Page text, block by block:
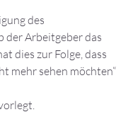
des
der Arbeitgeber das
dies zur Folge, dass
mehr sehen möchten“